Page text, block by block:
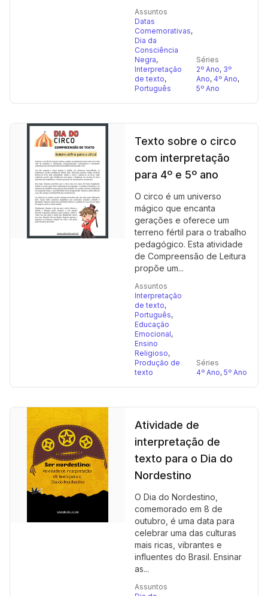
Assuntos
Datas
Comemorativas,
Dia da
Consciência
Negra,
Interpretação
de texto,
Português
Séries
2º Ano, 3º
Ano, 4º Ano,
5º Ano
Texto sobre o circo
com interpretação
para 4º e 5º ano
O circo é um universo
mágico que encanta
gerações e oferece um
terreno fértil para o trabalho
pedagógico. Esta atividade
de Compreensão de Leitura
propõe um...
Assuntos
Interpretação
de texto,
Português,
Educação
Emocional,
Ensino
Religioso,
Produção de
texto
Séries
4º Ano, 5º Ano
Atividade de
interpretação de
texto para o Dia do
Nordestino
O Dia do Nordestino,
comemorado em 8 de
outubro, é uma data para
celebrar uma das culturas
mais ricas, vibrantes e
influentes do Brasil. Ensinar
as...
Assuntos